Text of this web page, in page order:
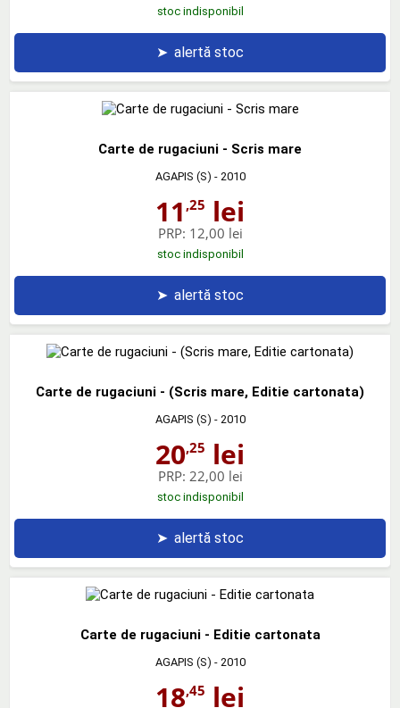
stoc indisponibil
➤ alertă stoc
Carte de rugaciuni - Scris mare
AGAPIS (S) - 2010
11 ,25 lei
PRP: 12,00 lei
stoc indisponibil
➤ alertă stoc
Carte de rugaciuni - (Scris mare, Editie cartonata)
AGAPIS (S) - 2010
20,25 lei
PRP: 22,00 lei
stoc indisponibil
➤ alertă stoc
Carte de rugaciuni - Editie cartonata
AGAPIS (S) - 2010
18,45 lei